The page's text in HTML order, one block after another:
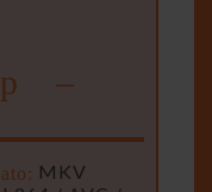
–
MKV